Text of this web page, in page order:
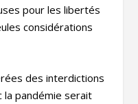
pour les libertés
considérations
des interdictions
la pandémie serait